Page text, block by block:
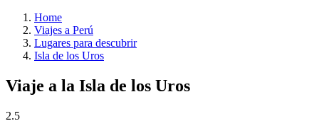
Home
Viajes a Perú
Lugares para descubrir
Isla de los Uros
Viaje a la Isla de los Uros
2.5